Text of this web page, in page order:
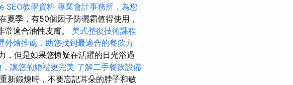
SEO教學資料 專業會計事務所，為您
夏季，有50個因子防曬霜值得使用，
適合油性皮膚。 美式整復技術課程
外燴推薦，助您找到最適合的餐飲方
，但是如果您懷疑在活躍的日光浴過
讓您的婚禮更完美 了解二手餐飲設備
重新鍛煉時，不要忘記耳朵的脖子和敏